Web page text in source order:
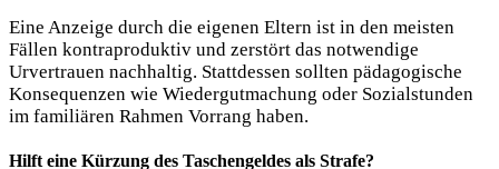
Eine Anzeige durch die eigenen Eltern ist in den meisten
Fällen kontraproduktiv und zerstört das notwendige
Urvertrauen nachhaltig. Stattdessen sollten pädagogische
Konsequenzen wie Wiedergutmachung oder Sozialstunden
im familiären Rahmen Vorrang haben.
Hilft eine Kürzung des Taschengeldes als Strafe?